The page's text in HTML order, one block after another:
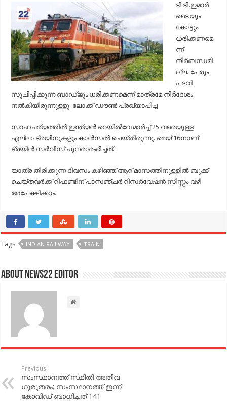
ടി.ടി.ഇമാര്‍
ടൈയും
കോട്ടും
ധരിക്കണമെ
ന്ന്
നിര്‍ബന്ധമി
ല്ല. പേരും
പദവി
സൂചിപ്പിക്കുന്ന ബാഡ്ജും ധരിക്കണമെന്ന് മാത്രമേ നിര്‍ദേശം
നല്‍കിയിരുന്നുള്ളു. ലോക്ക് ഡൗണ്‍ പ്രഖ്യാപിച്ച
സാഹചര്യത്തില്‍ ഇന്ത്യന്‍ റെയില്‍വേ മാര്‍ച്ച്‌ 25 വരെയുള്ള
എല്ലാ ട്രയിനുകളും കാന്‍സല്‍ ചെയ്തിരുന്നു. മെയ് 16നാണ്
ട്രയിന്‍ സര്‍വീസ് പുനരാരംഭിച്ചത്.
യാത്ര തിരിക്കുന്ന ദിവസം കഴിഞ്ഞ് ആറ് മാസത്തിനുള്ളില്‍ ബുക്ക്
ചെയ്തവര്‍ക്ക് റിഫണ്ടിന് പാസഞ്ചര്‍ റിസര്‍വേഷന്‍ സിസ്റ്റം വഴി
അപേക്ഷിക്കാം.
Tags INDIAN RAILWAY TRAIN
About NEWS22 EDITOR
Previous
സംസ്ഥാനത്ത് സ്ഥിതി അതീവ
ഗുരുതരം; സംസ്ഥാനത്ത് ഇന്ന്
കോവിഡ് ബാധിച്ചത് 141